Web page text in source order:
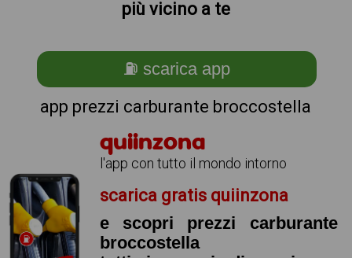
più vicino a te
⛽ scarica app
app prezzi carburante broccostella
quiinzona
l'app con tutto il mondo intorno
scarica gratis quiinzona
e scopri prezzi carburante
broccostella